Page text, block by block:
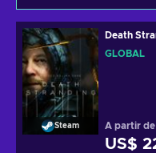
Steam
Death
GLOBAL
A partir de
US$